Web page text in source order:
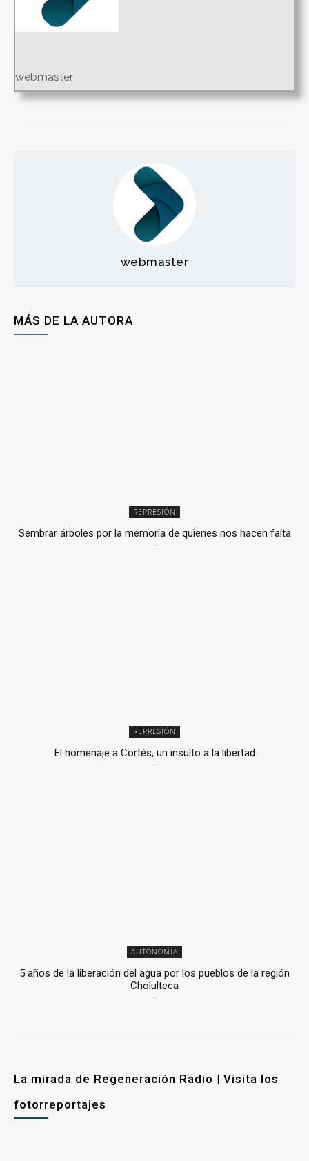
webmaster
webmaster
MÁS DE LA AUTORA
REPRESIÓN
Sembrar árboles por la memoria de quienes nos hacen falta
REPRESIÓN
El homenaje a Cortés, un insulto a la libertad
AUTONOMÍA
5 años de la liberación del agua por los pueblos de la región
Cholulteca
La mirada de Regeneración Radio | Visita los
fotorreportajes